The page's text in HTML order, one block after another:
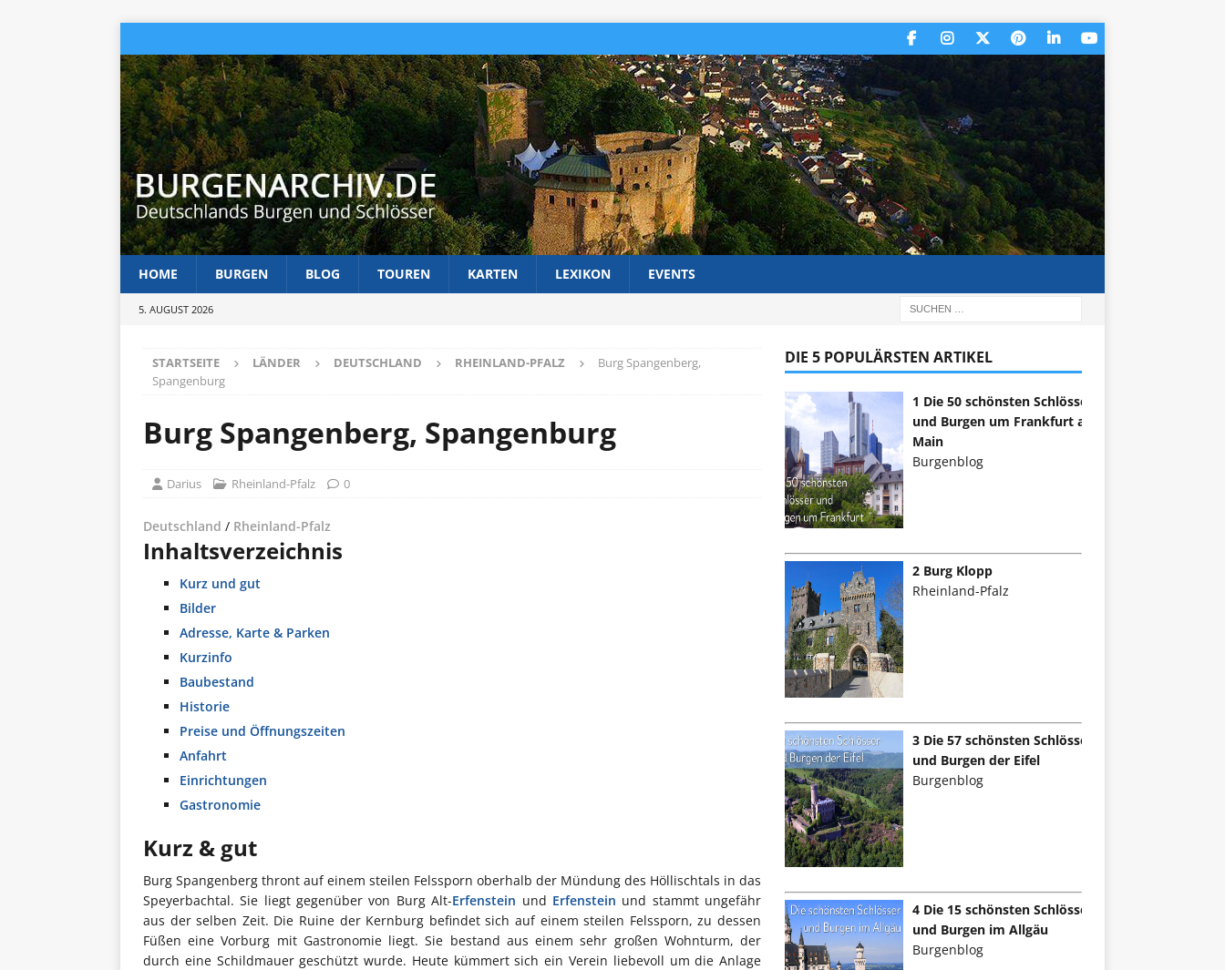
HOME BURGEN BLOG TOUREN KARTEN LEXIKON EVENTS
5. AUGUST 2026
STARTSEITE LÄNDER DEUTSCHLAND RHEINLAND-PFALZ
Burg Spangenberg,
Spangenburg
Burg Spangenberg, Spangenburg
Darius Rheinland-Pfalz 0
Deutschland / Rheinland-Pfalz
Inhaltsverzeichnis
Kurz und gut
Bilder
Adresse, Karte & Parken
Kurzinfo
Baubestand
Historie
Preise und Öffnungszeiten
Anfahrt
Einrichtungen
Gastronomie
Kurz & gut
Burg Spangenberg thront auf einem steilen Felssporn oberhalb der Mündung des Höllischtals in das
Speyerbachtal. Sie liegt gegenüber von Burg Alt-Erfenstein und Erfenstein und stammt ungefähr
aus der selben Zeit. Die Ruine der Kernburg befindet sich auf einem steilen Felssporn, zu dessen
Füßen eine Vorburg mit Gastronomie liegt. Sie bestand aus einem sehr großen Wohnturm, der
durch eine Schildmauer geschützt wurde. Heute kümmert sich ein Verein liebevoll um die Anlage
DIE 5 POPULÄRSTEN ARTIKEL
1 Die 50 schönsten Schlösser
und Burgen um Frankfurt am
Main
Burgenblog
2 Burg Klopp
Rheinland-Pfalz
3 Die 57 schönsten Schlösser
und Burgen der Eifel
Burgenblog
4 Die 15 schönsten Schlösser
und Burgen im Allgäu
Burgenblog